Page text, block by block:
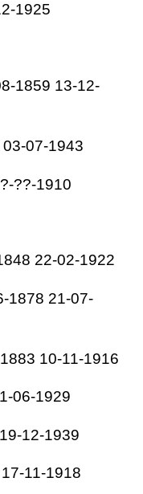
1925
1859 13-12-
07-1943
??-1910
22-02-1922
1878 21-07-
10-11-1916
06-1929
12-1939
11-1918